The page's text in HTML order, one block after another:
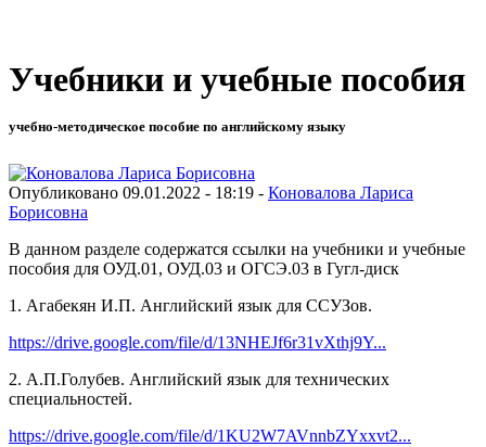
Учебники и учебные пособия
учебно-методическое пособие по английскому языку
Опубликовано 09.01.2022 - 18:19 - Коновалова Лариса
Борисовна
В данном разделе содержатся ссылки на учебники и учебные
пособия для ОУД.01, ОУД.03 и ОГСЭ.03 в Гугл-диск
1. Агабекян И.П. Английский язык для ССУЗов.
https://drive.google.com/file/d/13NHEJf6r31vXthj9Y...
2. А.П.Голубев. Английский язык для технических
специальностей.
https://drive.google.com/file/d/1KU2W7AVnnbZYxxvt2...